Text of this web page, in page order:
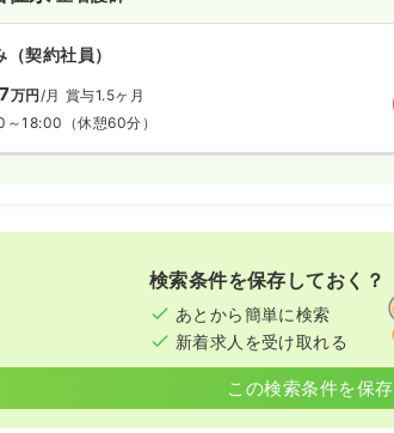
（契約社員）
万円/月 賞与1.5ヶ月
～18:00 （休憩60分）
検索条件を保存しておく？
あとから簡単に検索
新着求人を受け取れる
この検索条件を保存